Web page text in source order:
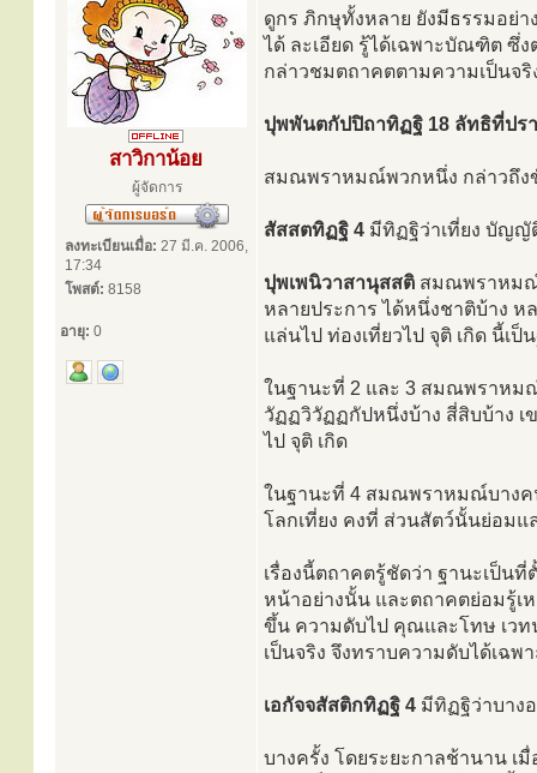
สาวิกาน้อย
ผู้จัดการ
ลงทะเบียนเมื่อ: 27 มี.ค. 2006,
17:34
โพสต์: 8158
อายุ: 0
ดูกร ภิกษุทั้งหลาย ยังมีธรรมอย่า
ได้ ละเอียด รู้ได้เฉพาะบัณฑิต ซึ่
กล่าวชมตถาคตตามความเป็นจ
ปุพพันตกัปปิถาทิฏฐิ 18 ลัทธิที่ปร
สมณพราหมณ์พวกหนึ่ง กล่าวถึง
สัสสตทิฏฐิ 4 มีทิฏฐิว่าเที่ยง บัญญั
ปุพเพนิวาสานุสสติ สมณพราหมณ์
หลายประการ ได้หนึ่งชาติบ้าง ห
แล่นไป ท่องเที่ยวไป จุติ เกิด นี้เป็
ในฐานะที่ 2 และ 3 สมณพราหม
วัฏฏวิวัฏฏกัปหนึ่งบ้าง สี่สิบบ้าง เ
ไป จุติ เกิด
ในฐานะที่ 4 สมณพราหมณ์บางค
โลกเที่ยง คงที่ ส่วนสัตว์นั้นย่อมแ
เรื่องนี้ตถาคตรู้ชัดว่า ฐานะเป็น
หน้าอย่างนั้น และตถาคตย่อมรู้เ
ขึ้น ความดับไป คุณและโทษ เวท
เป็นจริง จึงทราบความดับได้เฉ
เอกัจจสัสติกทิฏฐิ 4 มีทิฏฐิว่าบางอ
บางครั้ง โดยระยะกาลช้านาน เ